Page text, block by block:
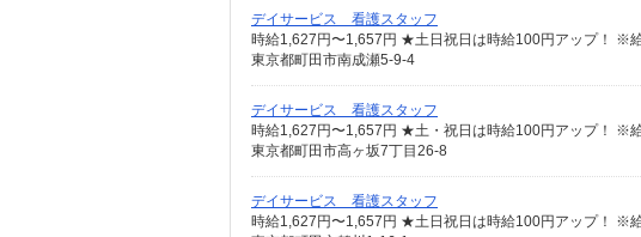
デイサービス 看護スタッフ
時給1,627円〜1,657円 ★土日祝日は時給100円アップ！ ※
東京都町田市南成瀬5-9-4
デイサービス 看護スタッフ
時給1,627円〜1,657円 ★土・祝日は時給100円アップ！ ※
東京都町田市高ヶ坂7丁目26-8
デイサービス 看護スタッフ
時給1,627円〜1,657円 ★土日祝日は時給100円アップ！ ※